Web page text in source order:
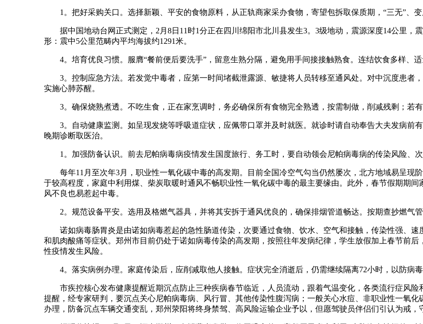
1。把好采购关口。选择新颖、平安的食物原料，从正轨商家采办食物，寄望包拆取保质期，“三无”、变
据中国地动台网正式测定，2月8日11时1分正在四川绵阳市北川县发生3。3级地动，震源深度14公里，
形：震中5公里范畴内平均海拔约1291米。
4。培育优良习惯。服膺“餐前便后要洗手”，留意生熟分隔，避免用手间接接触熟食。连结饮食多样、适
3。控制应急方法。若发觉中毒者，应第一时间堵截泄露源、敏捷将人员转移至通风处。对中沉度患者
实施心肺苏醒。
3。确保烧熟煮透。不吃生食，正在家烹调时，务必确保所有食物完全熟透，按需制做，削减残剩；若有
3。自动健康监测。如呈现发烧等呼吸道症状，应佩带口罩并及时就医。就诊时请自动奉告大夫发病前
晚期诊断取医治。
1。加强防备认识。前去尼帕病毒病疫情发生国度旅行、务工时，要自动领会尼帕病毒病的传染风险、次
每年11月至次年3月，职业性一氧化碳中毒的高发期。目前全国冷空气勾当仍然屡次，北方地域易呈现
于较高程度，家庭中利用煤、柴炭取暖时通风不畅职业性一氧化碳中毒的最主要缘由。此外，春节假期期
风不良也易惹起中毒。
2。规范设备平安。选用及格燃气器具，并将其安拆于通风优良的，确保排烟管道畅达。按期查抄燃气管
诺如病毒肠胃炎‌是由诺如病毒惹起的急性肠道传染，次要通过食物、饮水、空气和接触，传染性强、速
和肌肉酸痛等症状。郑州市目前仍处于诺如病毒传染的高发期，按照往年发病纪律，学生放假加上春节前
性疫情发生风险。
4。落实病例办理。家庭传染后，应削减取他人接触。症状完全消逝后，仍需继续隔离72小时，以防病毒
市疾控核心发布健康提醒近期沉点防止三种疾病春节临近，人员流动，跟着气温变化，各类流行症风险
提醒，经专家研判，要沉点关心尼帕病毒病、风行冒、其他传染性腹泻病；一般关心水痘、非职业性一氧
办理，防备沉点车辆交通变乱，郑州荥阳将终身禁驾、高风险运输企业予以，但愿驾驶员伴侣们引认为戒，